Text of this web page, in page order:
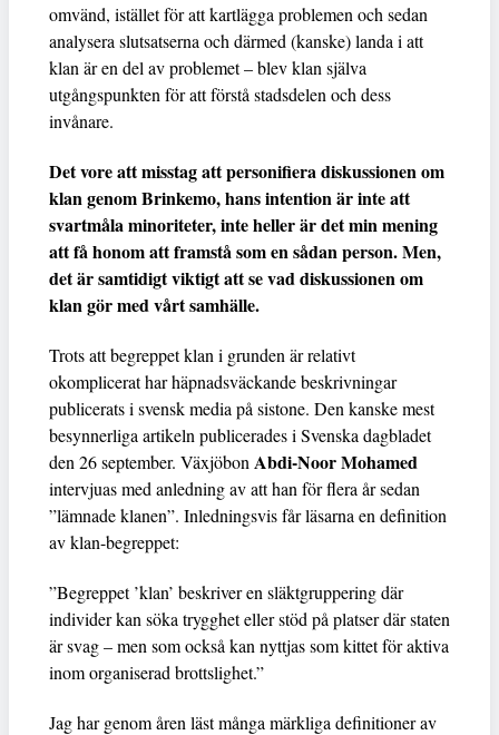
omvänd, istället för att kartlägga problemen och sedan
analysera slutsatserna och därmed (kanske) landa i att
klan är en del av problemet – blev klan själva
utgångspunkten för att förstå stadsdelen och dess
invånare.
Det vore att misstag att personifiera diskussionen om
klan genom Brinkemo, hans intention är inte att
svartmåla minoriteter, inte heller är det min mening
att få honom att framstå som en sådan person. Men,
det är samtidigt viktigt att se vad diskussionen om
klan gör med vårt samhälle.
Trots att begreppet klan i grunden är relativt
okomplicerat har häpnadsväckande beskrivningar
publicerats i svensk media på sistone. Den kanske mest
besynnerliga artikeln publicerades i Svenska dagbladet
den 26 september. Växjöbon Abdi-Noor Mohamed
intervjuas med anledning av att han för flera år sedan
”lämnade klanen”. Inledningsvis får läsarna en definition
av klan-begreppet:
”Begreppet ’klan’ beskriver en släktgruppering där
individer kan söka trygghet eller stöd på platser där staten
är svag – men som också kan nyttjas som kittet för aktiva
inom organiserad brottslighet.”
Jag har genom åren läst många märkliga definitioner av